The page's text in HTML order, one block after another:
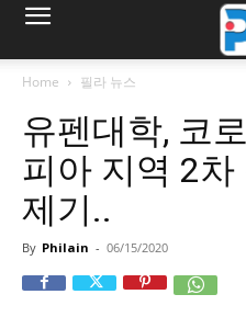
Home 필라 뉴스
유펜대학, 코
피아 지역 2차
제기..
By Philain - 06/15/2020